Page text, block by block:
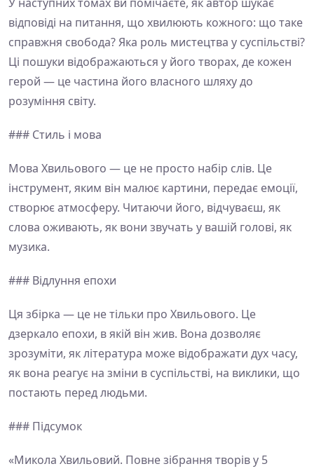
відповіді на питання, що хвилюють кожного: що таке
справжня свобода? Яка роль мистецтва у суспільстві?
Ці пошуки відображаються у його творах, де кожен
герой — це частина його власного шляху до
розуміння світу.
### Стиль і мова
Мова Хвильового — це не просто набір слів. Це
інструмент, яким він малює картини, передає емоції,
створює атмосферу. Читаючи його, відчуваєш, як
слова оживають, як вони звучать у вашій голові, як
музика.
### Відлуння епохи
Ця збірка — це не тільки про Хвильового. Це
дзеркало епохи, в якій він жив. Вона дозволяє
зрозуміти, як література може відображати дух часу,
як вона реагує на зміни в суспільстві, на виклики, що
постають перед людьми.
### Підсумок
«Микола Хвильовий. Повне зібрання творів у 5